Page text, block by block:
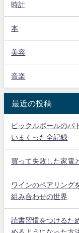
時計
本
美容
音楽
最近の投稿
ピックルボールの
いまくった全記録
買って失敗した家電
ワインのペアリング
組み合わせの世界
読書習慣をつけるた